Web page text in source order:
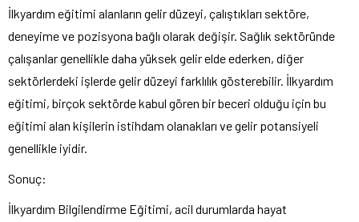
İlkyardım eğitimi alanların gelir düzeyi, çalıştıkları sektöre,
deneyime ve pozisyona bağlı olarak değişir. Sağlık sektöründe
çalışanlar genellikle daha yüksek gelir elde ederken, diğer
sektörlerdeki işlerde gelir düzeyi farklılık gösterebilir. İlkyardım
eğitimi, birçok sektörde kabul gören bir beceri olduğu için bu
eğitimi alan kişilerin istihdam olanakları ve gelir potansiyeli
genellikle iyidir.
Sonuç:
İlkyardım Bilgilendirme Eğitimi, acil durumlarda hayat